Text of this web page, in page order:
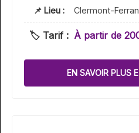
📌 Lieu :
Clermont-
🏷️ Tarif : À partir de
EN SAVOIR PLUS